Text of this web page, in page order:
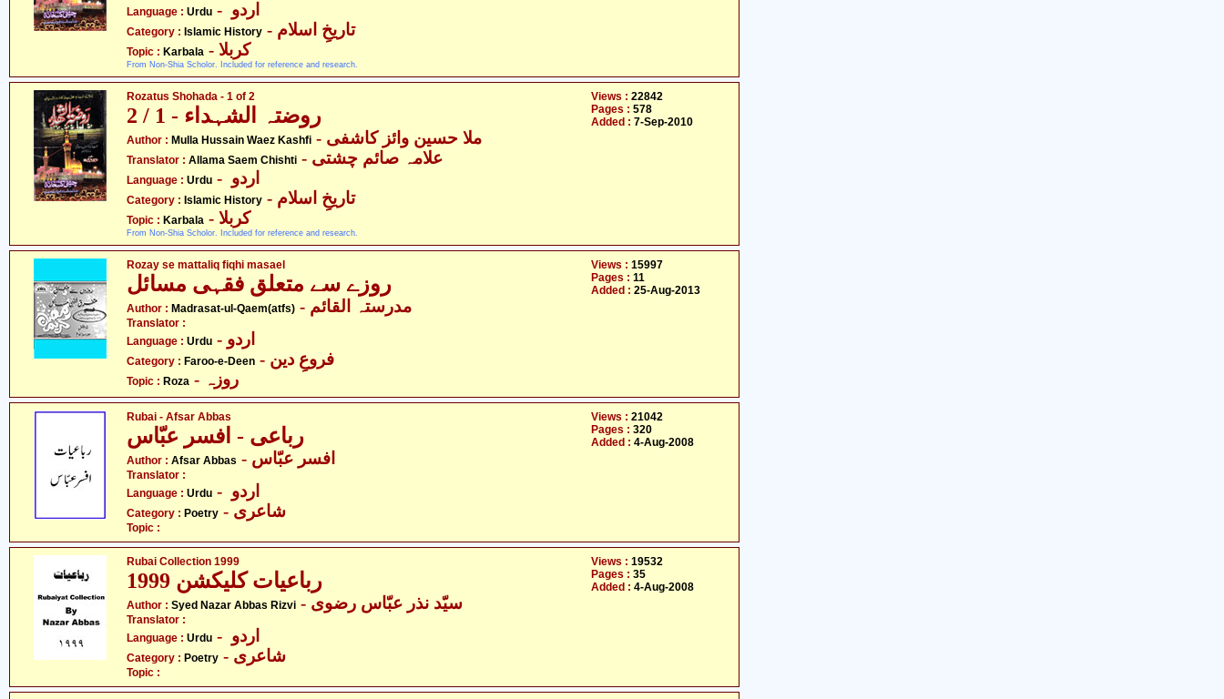
Language : Urdu
Category : Islamic History - تاریخِ اسلام
Topic : Karbala - کربلا
From Non-Shia Scholor. Included for reference and research.
Rozatus Shohada - 1 of 2
روضتہ الشہداء - 1 / 2
Author : Mulla Hussain Waez Kashfi - ملا حسین وائز کاشفی
Translator : Allama Saem Chishti - علامہ صائم چشتی
Language : Urdu
Category : Islamic History - تاریخِ اسلام
Topic : Karbala - کربلا
From Non-Shia Scholor. Included for reference and research.
Views : 22842
Pages : 578
Added : 7-Sep-2010
Rozay se mattaliq fiqhi masael
روزے سے متعلق فقہی مسائل
Author : Madrasat-ul-Qaem(atfs) - مدرستہ القائم
Translator :
Language : Urdu - اردو
Category : Faroo-e-Deen - فروعِ دین
Topic : Roza - روزہ
Views : 15997
Pages : 11
Added : 25-Aug-2013
Rubai - Afsar Abbas
رباعی - افسر عبّاس
Author : Afsar Abbas
Translator :
Language : Urdu
Category : Poetry - شاعری
Topic :
Views : 21042
Pages : 320
Added : 4-Aug-2008
Rubai Collection 1999
رباعیات کلیکشن 1999
Author : Syed Nazar Abbas Rizvi - سیّد نذر عبّاس رضوی
Translator :
Language : Urdu
Category : Poetry - شاعری
Topic :
Views : 19532
Pages : 35
Added : 4-Aug-2008